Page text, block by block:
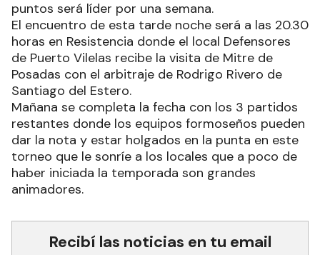
puntos será líder por una semana.
El encuentro de esta tarde noche será a las 20.30
horas en Resistencia donde el local Defensores
de Puerto Vilelas recibe la visita de Mitre de
Posadas con el arbitraje de Rodrigo Rivero de
Santiago del Estero.
Mañana se completa la fecha con los 3 partidos
restantes donde los equipos formoseños pueden
dar la nota y estar holgados en la punta en este
torneo que le sonríe a los locales que a poco de
haber iniciada la temporada son grandes
animadores.
Recibí las noticias en tu email